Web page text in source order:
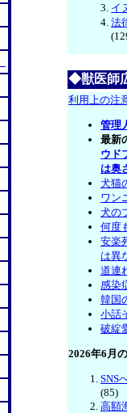
イ
法
◆獣医師
利用上の注
管理
最新
ウド
は奥
犬猫
ワン
犬の
何度
安楽
は異
道連
感染
韓国
小話
破綻
2026年6月
SNS
(85)
高額